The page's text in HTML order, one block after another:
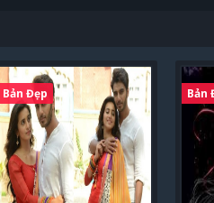
Bản Đẹp Bản